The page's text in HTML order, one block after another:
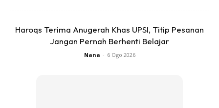
Haroqs Terima Anugerah Khas UPSI, Titip Pesanan
Jangan Pernah Berhenti Belajar
Nana - 6 Ogo 2026